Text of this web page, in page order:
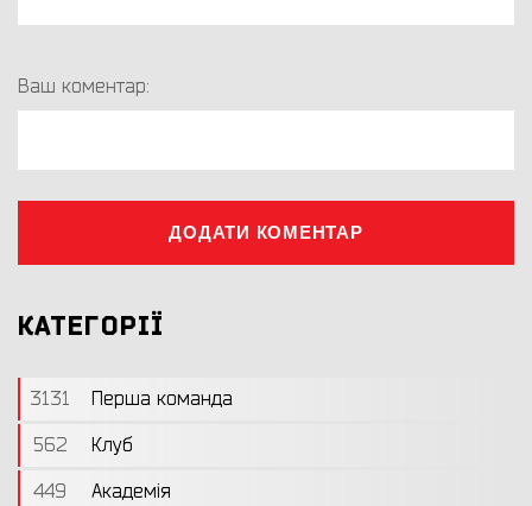
Ваш коментар:
ДОДАТИ КОМЕНТАР
КАТЕГОРІЇ
3131
Перша команда
562
Клуб
449
Академія